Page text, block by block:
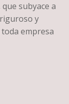
subyace a
y
empresa